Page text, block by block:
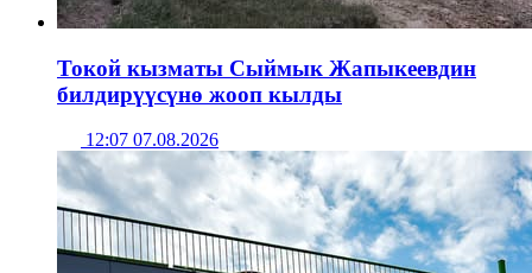
Токой кызматы Сыймык Жапыкеевдин
билдирүүсүнө жооп кылды
12:07 07.08.2026